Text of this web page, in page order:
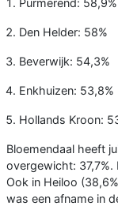
Den Helder: 58%
Beverwijk: 54,3%
Enkhuizen: 53,8%
Hollands Kroon:
Bloemendaal heeft
overgewicht: 37,7%.
Ook in Heiloo
was een afname in